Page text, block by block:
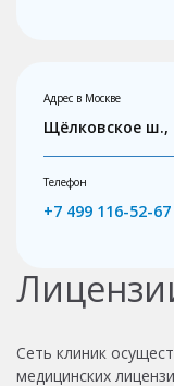
Адрес в Москве
Щёлковское ш.,
Телефон
+7 499 116-52-67
Сеть клиник
медицинских